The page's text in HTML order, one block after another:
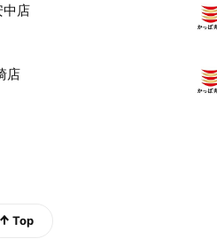
店
店
Top